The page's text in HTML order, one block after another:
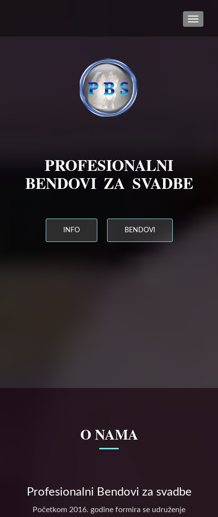
PROFESIONALNI
BENDOVI ZA SVADBE
INFO BENDOVI
O NAMA
Profesionalni Bendovi za svadbe
Početkom 2016. godine formira se udruženje